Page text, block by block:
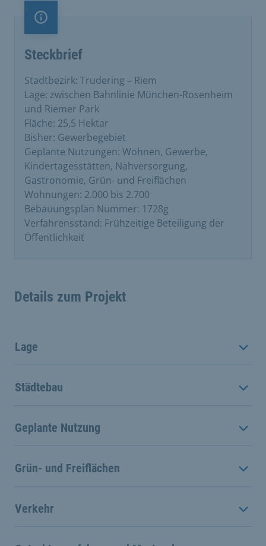
Information
Steckbrief
Stadtbezirk: Trudering – Riem
Lage: zwischen Bahnlinie München-Rosenheim
und Riemer Park
Fläche: 25,5 Hektar
Bisher: Gewerbegebiet
Geplante Nutzungen: Wohnen, Gewerbe,
Kindertagesstätten, Nahversorgung,
Gastronomie, Grün- und Freiflächen
Wohnungen: 2.000 bis 2.700
Bebauungsplan Nummer: 1728g
Verfahrensstand: Frühzeitige Beteiligung der
Öffentlichkeit
Details zum Projekt
Lage
Städtebau
Geplante Nutzung
Grün- und Freiflächen
Verkehr